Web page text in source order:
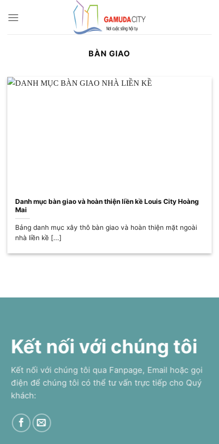
qua
BÀN GIAO
Danh mục bàn giao và hoàn thiện liền kề Louis City Hoàng
Mai
Bảng danh mục xây thô bàn giao và hoàn thiện mặt ngoài
nhà liền kề [...]
Kết nối với chúng tôi
Kết nối với chúng tôi qua Fanpage, Email hoặc gọi
điện để chúng tôi có thể tư vấn trực tiếp cho Quý
khách: